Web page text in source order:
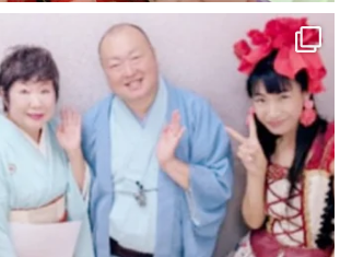
ット
と繋がりたい
7 X
派遣 パッションプリンセス【公式】